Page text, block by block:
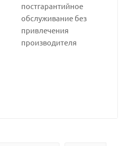
постгарантийное
обслуживание без
привлечения
производителя